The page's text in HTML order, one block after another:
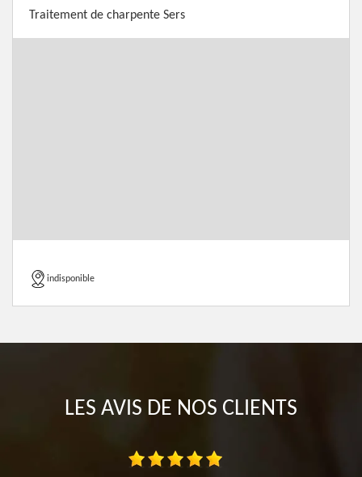
Traitement de charpente Sers
indisponible
LES AVIS DE NOS CLIENTS